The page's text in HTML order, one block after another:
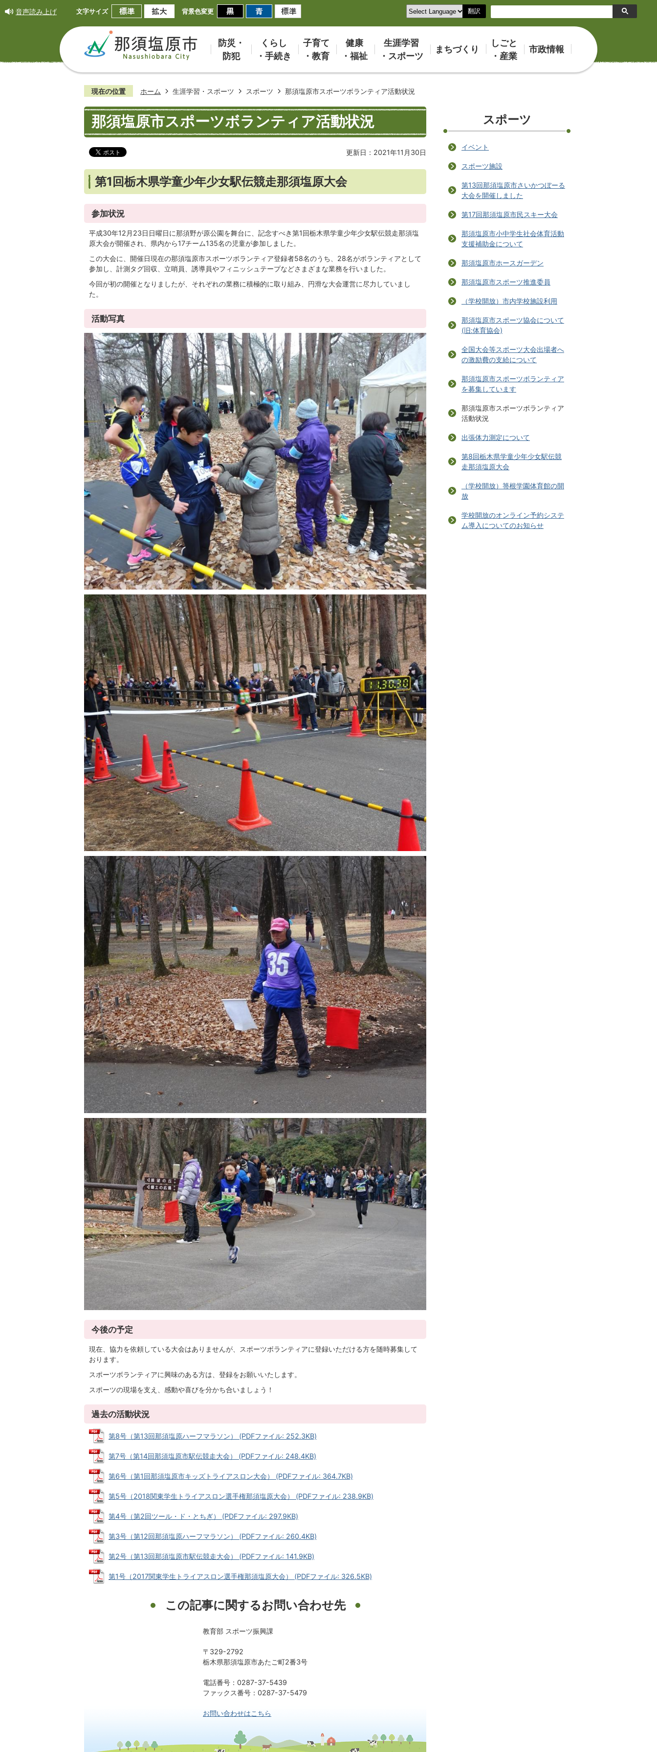
音声読み上げ 文字サイズ 背景色変更 翻訳
検
索
防災・
防犯
くらし
・手続き
子育て
・教育
健康
・福祉
生涯学習
・スポーツ
まちづくり
しごと
・産業
市政情報
現在の位置 ホーム 生涯学習・スポーツ スポーツ 那須塩原市スポーツボランティア活動状況
那須塩原市スポーツボランティア活動状況
更新日：2021年11月30日
第1回栃木県学童少年少女駅伝競走那須塩原大会
参加状況
平成30年12月23日日曜日に那須野が原公園を舞台に、記念すべき第1回栃木県学童少年少女駅伝競走那須塩
原大会が開催され、県内から17チーム135名の児童が参加しました。
この大会に、開催日現在の那須塩原市スポーツボランティア登録者58名のうち、28名がボランティアとして
参加し、計測タグ回収、立哨員、誘導員やフィニッシュテープなどさまざまな業務を行いました。
今回が初の開催となりましたが、それぞれの業務に積極的に取り組み、円滑な大会運営に尽力していまし
た。
活動写真
今後の予定
現在、協力を依頼している大会はありませんが、スポーツボランティアに登録いただける方を随時募集して
おります。
スポーツボランティアに興味のある方は、登録をお願いいたします。
スポーツの現場を支え、感動や喜びを分かち合いましょう！
過去の活動状況
第8号（第13回那須塩原ハーフマラソン） (PDFファイル: 252.3KB)
第7号（第14回那須塩原市駅伝競走大会） (PDFファイル: 248.4KB)
第6号（第1回那須塩原市キッズトライアスロン大会） (PDFファイル: 364.7KB)
第5号（2018関東学生トライアスロン選手権那須塩原大会） (PDFファイル: 238.9KB)
第4号（第2回ツール・ド・とちぎ） (PDFファイル: 297.9KB)
第3号（第12回那須塩原ハーフマラソン） (PDFファイル: 260.4KB)
第2号（第13回那須塩原市駅伝競走大会） (PDFファイル: 141.9KB)
第1号（2017関東学生トライアスロン選手権那須塩原大会） (PDFファイル: 326.5KB)
この記事に関するお問い合わせ先
教育部 スポーツ振興課
〒329-2792
栃木県那須塩原市あたご町2番3号
電話番号：0287-37-5439
ファックス番号：0287-37-5479
お問い合わせはこちら
スポーツ
イベント
スポーツ施設
第13回那須塩原市さいかつぼーる
大会を開催しました
第17回那須塩原市民スキー大会
那須塩原市小中学生社会体育活動
支援補助金について
那須塩原市ホースガーデン
那須塩原市スポーツ推進委員
（学校開放）市内学校施設利用
那須塩原市スポーツ協会について
(旧:体育協会)
全国大会等スポーツ大会出場者へ
の激励費の支給について
那須塩原市スポーツボランティア
を募集しています
那須塩原市スポーツボランティア
活動状況
出張体力測定について
第8回栃木県学童少年少女駅伝競
走那須塩原大会
（学校開放）箒根学園体育館の開
放
学校開放のオンライン予約システ
ム導入についてのお知らせ